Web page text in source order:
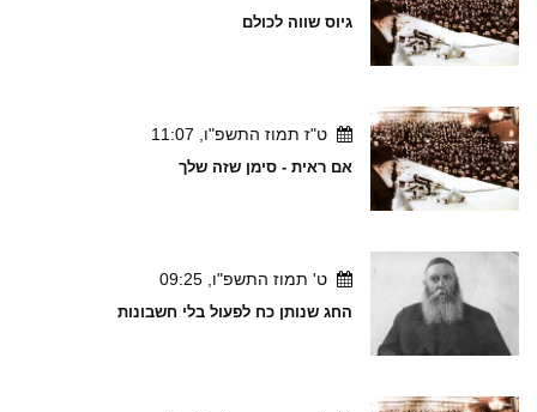
גיוס שווה לכולם
ט"ז תמוז התשפ"ו, 11:07
אם ראית - סימן שזה שלך
ט' תמוז התשפ"ו, 09:25
החג שנותן כח לפעול בלי חשבונות